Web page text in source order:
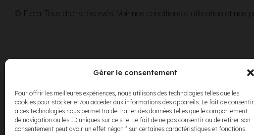
Gérer le consentement
Pour offrir les meilleures expériences, nous utilisons des technologies telles que les
cookies pour stocker et/ou accéder aux informations des appareils. Le fait de consentir
à ces technologies nous permettra de traiter des données telles que le comportement
de navigation ou les ID uniques sur ce site. Le fait de ne pas consentir ou de retirer son
consentement peut avoir un effet négatif sur certaines caractéristiques et fonctions.
© Elora. Tous droits réservés. Voir nos conditions d’utilisation et nos